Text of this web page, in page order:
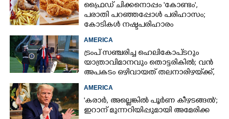
ഫ്രൈഡ് ചിക്കനൊപ്പം 'കോണ്ടം',​
പരാതി പറഞ്ഞപ്പോൾ പരിഹാസം;
കോടികൾ നഷ്ടപരിഹാരം
AMERICA
ട്രംപ് സഞ്ചരിച്ച ഹെലികോപ്‌ടറും
യാത്രാവിമാനവും തൊട്ടരികിൽ; വൻ
അപകടം ഒഴിവായത് തലനാരിഴയ്‌ക്ക്,
AMERICA
'കരാർ, അല്ലെങ്കിൽ പൂർണ കീഴടങ്ങൽ';
ഇറാന് മുന്നറിയിപ്പുമായി അമേരിക്ക